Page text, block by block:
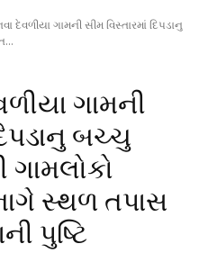
દેવળીયા ગામની સીમ વિસ્તારમાં દિપડાનુ
ગામની
બચ્ચુ
ગામલોકો
સ્થળ તપાસ
પુષ્ટિ